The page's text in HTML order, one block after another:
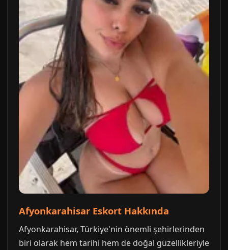
Afyonkarahisar Eskort Hakkında
Afyonkarahisar, Türkiye'nin önemli şehirlerinden
biri olarak hem tarihi hem de doğal güzellikleriyle